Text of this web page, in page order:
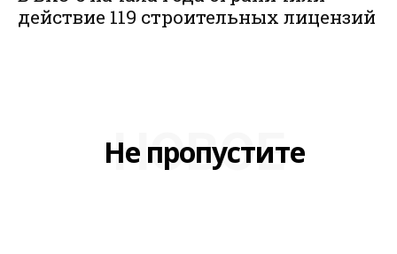
действие 119 строительных лицензий
Не пропустите
НОВОЕ